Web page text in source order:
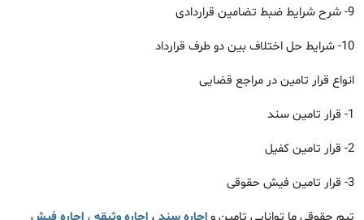
9- شرح شرایط ضبط تضامین قراردادی
10- شرایط حل اختلاف بین دو طرف قرارداد
انواع قرار تامین در مراجع قضایی
1- قرار تامین سند
2- قرار تامین کفیل
3- قرار تامین فیش حقوقی